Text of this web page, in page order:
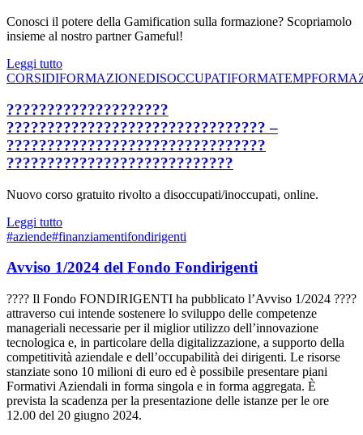
Conosci il potere della Gamification sulla formazione? Scopriamolo
insieme al nostro partner Gameful!
Leggi tutto
CORSIDIFORMAZIONEDISOCCUPATIFORMATEMP
????????????????????
???????????????????????????????? –
????????????????????????????????
????????????????????????????
Nuovo corso gratuito rivolto a disoccupati/inoccupati, online.
Leggi tutto
#aziende#finanziamentifondirigenti
Avviso 1/2024 del Fondo Fondirigenti
???? Il Fondo FONDIRIGENTI ha pubblicato l’Avviso 1/2024 ????
attraverso cui intende sostenere lo sviluppo delle competenze
manageriali necessarie per il miglior utilizzo dell’innovazione
tecnologica e, in particolare della digitalizzazione, a supporto della
competitività aziendale e dell’occupabilità dei dirigenti. Le risorse
stanziate sono 10 milioni di euro ed è possibile presentare piani
Formativi Aziendali in forma singola e in forma aggregata. È
prevista la scadenza per la presentazione delle istanze per le ore
12.00 del 20 giugno 2024.